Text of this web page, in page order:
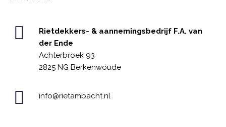
Rietdekkers- & aannemingsbedrijf F.A. van
der Ende
Achterbroek 93
2825 NG Berkenwoude
info@rietambacht.nl